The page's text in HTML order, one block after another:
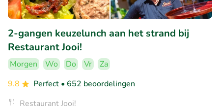
2-gangen keuzelunch aan het strand bij
Restaurant Jooi!
Morgen Wo Do Vr
Za
9.8
Perfect • 652 beoordelingen
Restaurant Jooi!